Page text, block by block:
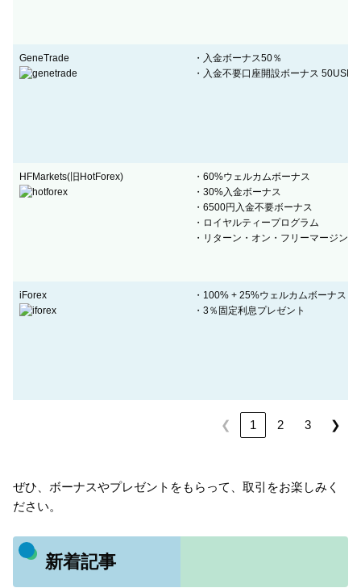
GeneTrade
・入金ボーナス50％
・入金不要口座開設ボーナス 50USD
HFMarkets(旧HotForex)
・60%ウェルカムボーナス
・30%入金ボーナス
・6500円入金不要ボーナス
・ロイヤルティープログラム
・リターン・オン・フリーマージン(
iForex
・100% + 25%ウェルカムボーナス
・3％固定利息プレゼント
❮ 1 2 3 ❯
ぜひ、ボーナスやプレゼントをもらって、取引をお楽しみく
ださい。
新着記事